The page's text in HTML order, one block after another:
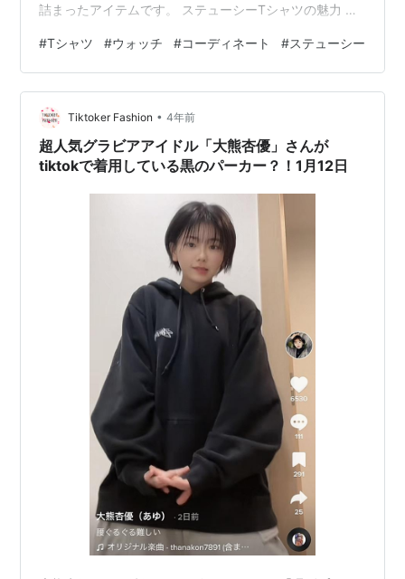
詰まったアイテムです。 ステューシーTシャツの魅力 🎲
トに大胆に配置されたダイスのグラフィックがインパク
ト大！シンプルなロゴと絶妙なバランスで、どんなコー
ディネートにも取り入れやすいです。 kaidoku.store 🎲
ポイントその2：ユニセックスで着こなし自由自在黒と白
の2色展開で、男女問わず着用可能。カップルや友達同士
でペアルックも楽しめ…
#Tシャツ #ウォッチ #コーディネート #ステューシー
Tiktoker Fashion • 4年前
超人気グラビアアイドル「大熊杏優」さんが
tiktokで着用している黒のパーカー？！1月12日